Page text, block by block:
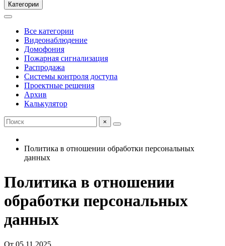
Категории
Все категории
Видеонаблюдение
Домофония
Пожарная сигнализация
Распродажа
Системы контроля доступа
Проектные решения
Архив
Калькулятор
×
Политика в отношении обработки персональных
данных
Политика в отношении
обработки персональных
данных
От 05.11.2025